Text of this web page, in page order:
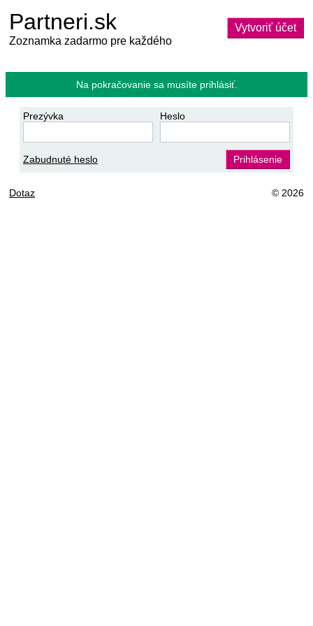
Partneri.sk
Zoznamka zadarmo pre každého
Vytvoriť účet
Na pokračovanie sa musíte prihlásiť.
Prezývka Heslo
Zabudnuté heslo Prihlásenie
Dotaz © 2026